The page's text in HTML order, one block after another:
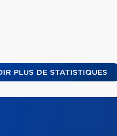
PLUS DE STATISTIQUES